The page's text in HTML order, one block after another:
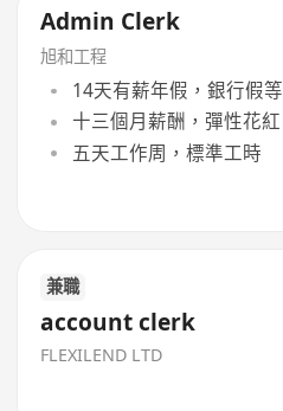
Admin Clerk
旭和工程
14天有薪年假，銀行假等
十三個月薪酬，彈性花紅
五天工作周，標準工時
兼職
account clerk
FLEXILEND LTD